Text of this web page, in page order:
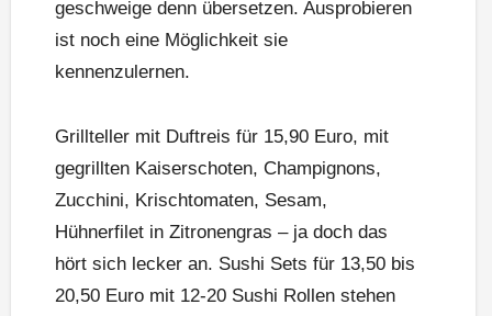
geschweige denn übersetzen. Ausprobieren
ist noch eine Möglichkeit sie
kennenzulernen.
Grillteller mit Duftreis für 15,90 Euro, mit
gegrillten Kaiserschoten, Champignons,
Zucchini, Krischtomaten, Sesam,
Hühnerfilet in Zitronengras – ja doch das
hört sich lecker an. Sushi Sets für 13,50 bis
20,50 Euro mit 12-20 Sushi Rollen stehen